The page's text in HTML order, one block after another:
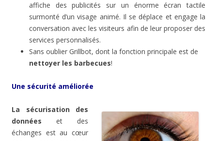
affiche des publicités sur un énorme écran tactile
surmonté d’un visage animé. Il se déplace et engage la
conversation avec les visiteurs afin de leur proposer des
services personnalisés.
Sans oublier Grillbot, dont la fonction principale est de
nettoyer les barbecues!
Une sécurité améliorée
La sécurisation des
données et des
échanges est au cœur